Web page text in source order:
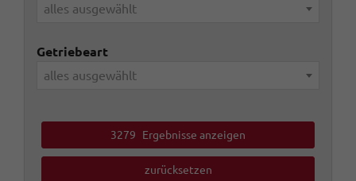
alles ausgewählt
Getriebeart
alles ausgewählt
3279 Ergebnisse anzeigen
zurücksetzen